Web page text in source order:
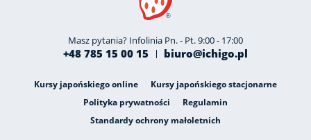
Masz pytania? Infolinia Pn. - Pt. 9:00 - 17:00
+48 785 15 00 15 biuro@ichigo.pl
Kursy japońskiego online
Kursy japońskiego stacjonarne
Polityka prywatności
Regulamin
Standardy ochrony małoletnich